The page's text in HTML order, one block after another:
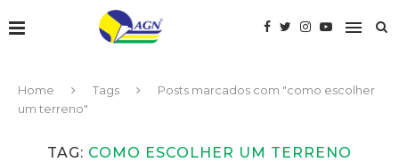
Home Tags
Posts marcados com "como escolher
um terreno"
TAG: COMO ESCOLHER UM TERRENO